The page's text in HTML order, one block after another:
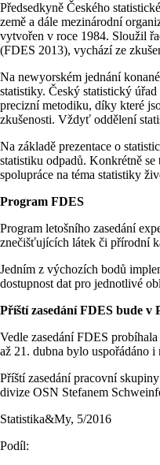
Předsedkyně Českého
země a dále mezinárodní
vytvořen v roce 1984. Sloužil
(FDES 2013), vychází ze
Na newyorském jednání
statistiky. Český statistický
precizní metodiku, díky které
zkušenosti. Vždyť oddělení
Na základě prezentace o
statistiku odpadů. Konkrétně
spolupráce na téma statistiky
Program FDES
Program letošního zasedání
znečišťujících látek či přírodní
Jedním z výchozích bodů
dostupnost dat pro jednotlivé
Příští zasedání FDES bude v
Vedle zasedání FDES
až 21. dubna bylo uspořádáno
Příští zasedání pracovní
divize OSN Stefanem
Statistika&My, 5/2016
Podíl: